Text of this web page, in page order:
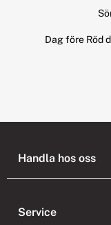
Dag före Röd
Handla hos oss
Service